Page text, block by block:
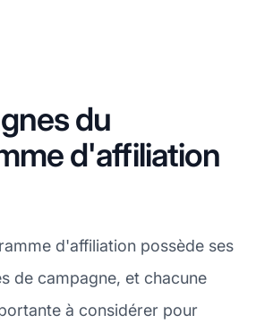
du
d'affiliation
d'affiliation possède ses
de campagne, et chacune
à considérer pour